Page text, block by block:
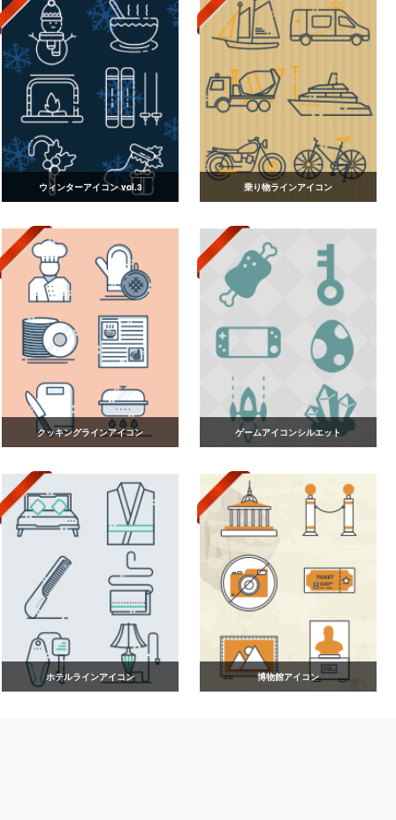
ウィンターアイコン vol.3 乗り物ラインアイコン
クッキングラインアイコン ゲームアイコンシルエット
ホテルラインアイコン 博物館アイコン